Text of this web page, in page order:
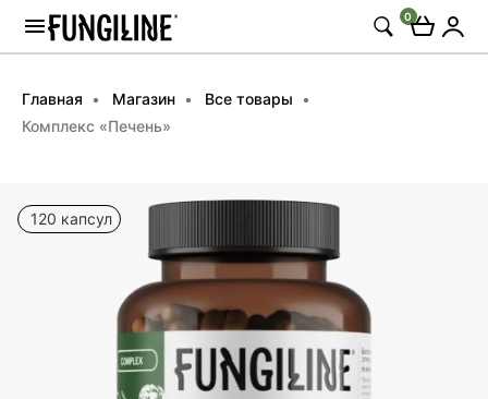
0
Главная Магазин
Все товары
Комплекс «Печень»
120 капсул